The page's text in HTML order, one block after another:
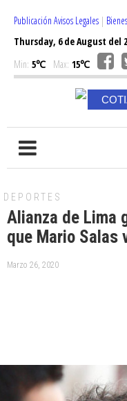
Publicación Avisos Legales |
Thursday, 6 de August del
Min: 5℃ Max: 15℃
DEPORTES
Alianza de Lima
que Mario Salas
Marzo 26, 2020